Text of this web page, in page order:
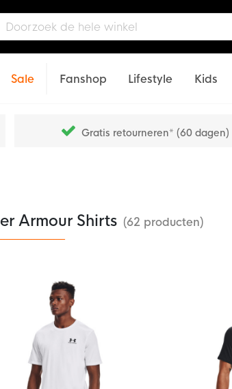
Sale Fanshop Lifestyle Kids
Gratis retourneren* (60 dagen)
Armour Shirts (62 producten)